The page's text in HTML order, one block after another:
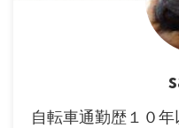
自転車通勤歴１０